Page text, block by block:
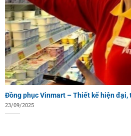
Đồng phục Vinmart – Thiết kế hiện đại,
23/09/2025